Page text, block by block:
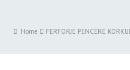
Home FERFORJE PENCERE